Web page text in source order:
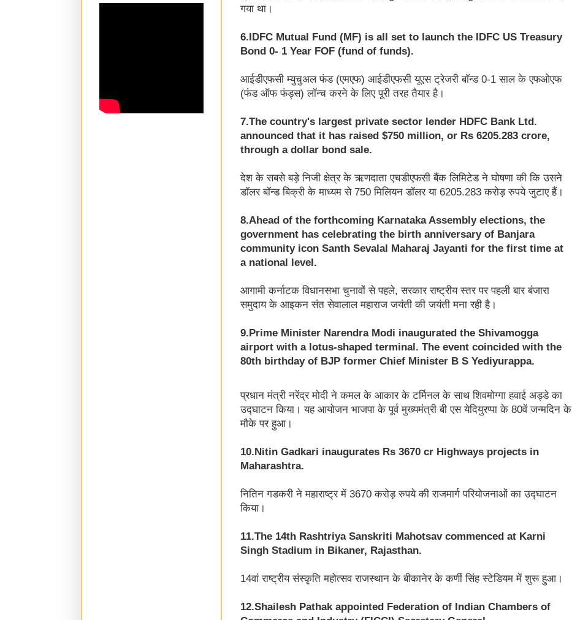
गया था।
6.IDFC Mutual Fund (MF) is all set to launch the IDFC US Treasury
Bond 0- 1 Year FOF (fund of funds).
आईडीएफसी म्युचुअल फंड (एमएफ) आईडीएफसी यूएस ट्रेजरी बॉन्ड 0-1 साल के एफओएफ
(फंड ऑफ फंड्स) लॉन्च करने के लिए पूरी तरह तैयार है।
7.The country's largest private sector lender HDFC Bank Ltd.
announced that it has raised $750 million, or Rs 6205.283 crore,
through a dollar bond sale.
देश के सबसे बड़े निजी क्षेत्र के ऋणदाता एचडीएफसी बैंक लिमिटेड ने घोषणा की कि उसने
डॉलर बॉन्ड बिक्री के माध्यम से 750 मिलियन डॉलर या 6205.283 करोड़ रुपये जुटाए हैं।
8.Ahead of the forthcoming Karnataka Assembly elections, the
government has celebrating the birth anniversary of Banjara
community icon Santh Sevalal Maharaj Jayanti for the first time at
a national level.
आगामी कर्नाटक विधानसभा चुनावों से पहले, सरकार राष्ट्रीय स्तर पर पहली बार बंजारा
समुदाय के आइकन संत सेवालाल महाराज जयंती की जयंती मना रही है।
9.Prime Minister Narendra Modi inaugurated the Shivamogga
airport with a lotus-shaped terminal. The event coincided with the
80th birthday of BJP former Chief Minister B S Yediyurappa.
प्रधान मंत्री नरेंद्र मोदी ने कमल के आकार के टर्मिनल के साथ शिवमोग्गा हवाई अड्डे का
उद्घाटन किया। यह आयोजन भाजपा के पूर्व मुख्यमंत्री बी एस येदियुरप्पा के 80वें जन्मदिन के
मौके पर हुआ।
10.Nitin Gadkari inaugurates Rs 3670 cr Highways projects in
Maharashtra.
नितिन गडकरी ने महाराष्ट्र में 3670 करोड़ रुपये की राजमार्ग परियोजनाओं का उद्घाटन
किया।
11.The 14th Rashtriya Sanskriti Mahotsav commenced at Karni
Singh Stadium in Bikaner, Rajasthan.
14वां राष्ट्रीय संस्कृति महोत्सव राजस्थान के बीकानेर के कर्णी सिंह स्टेडियम में शुरू हुआ।
12.Shailesh Pathak appointed Federation of Indian Chambers of